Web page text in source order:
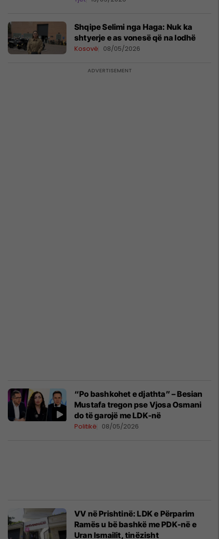
Shqipe Selimi nga Haga: Nuk ka
shtyerje e as vonesë që na lodhë
Kosovë 08/05/2026
“Po bashkohet e djathta” – Besian
Mustafa tregon pse Vjosa Osmani
do të garojë me LDK-në
Politikë 08/05/2026
VV në Prishtinë: LDK e Përparim
Ramës u bë bashkë me PDK-në e
Uran Ismailit, tinëzisht